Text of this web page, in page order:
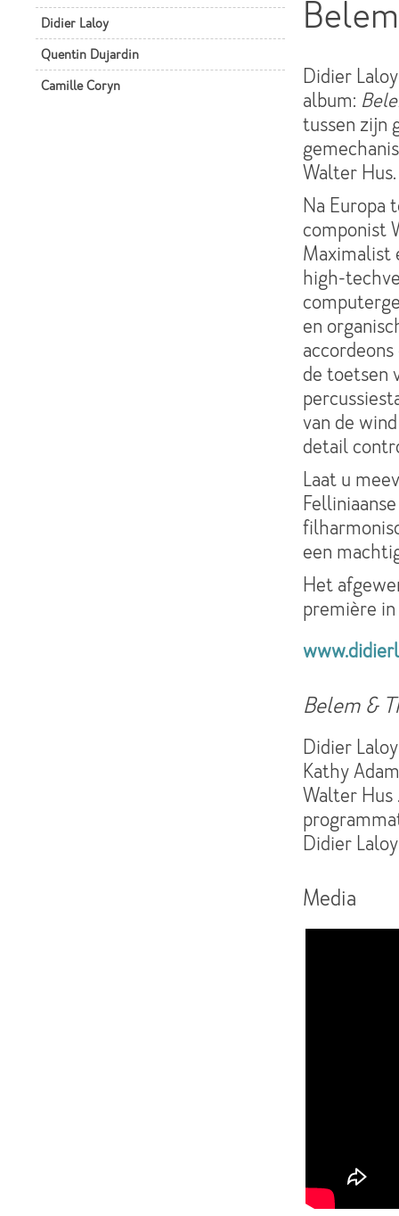
Didier Laloy
Quentin Dujardin
Camille Coryn
Didier
album:
tussen zijn
Walter Hus.
Na Europa
componist
Maximalist
high-
en
de toetsen
van de
detail
Laat u
een
Het
première
Belem &
Didier
Kathy
Walter Hus
Didier
Media